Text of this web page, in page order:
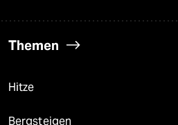
Themen
Hitze
Bergsteigen